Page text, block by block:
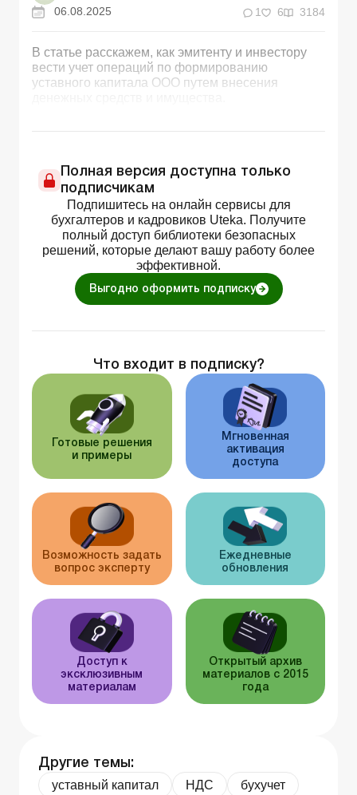
06.08.2025
1 6 3184
В статье расскажем, как эмитенту и инвестору
вести учет операций по формированию
уставного капитала ООО путем внесения
Полная версия доступна только
подписчикам
Подпишитесь на онлайн сервисы для
бухгалтеров и кадровиков Uteka. Получите
полный доступ библиотеки безопасных
решений, которые делают вашу работу более
эффективной.
Выгодно оформить подписку
Что входит в подписку?
Готовые решения
и примеры
Мгновенная
активация
доступа
Возможность задать
вопрос эксперту
Ежедневные
обновления
Доступ к
эксклюзивным
материалам
Открытый архив
материалов с 2015
года
Другие темы:
уставный капитал НДС
бухучет